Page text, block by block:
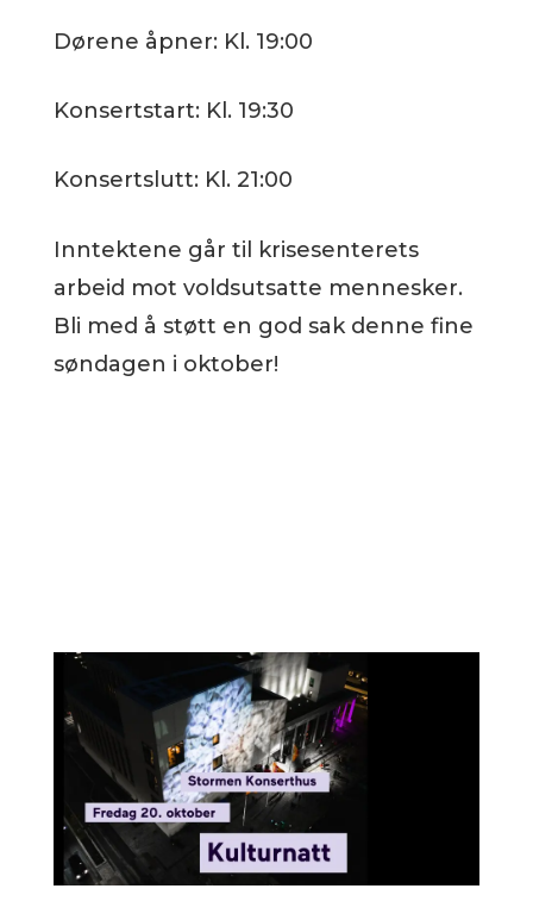
Dørene åpner: Kl. 19:00
Konsertstart: Kl. 19:30
Konsertslutt: Kl. 21:00
Inntektene går til krisesenterets
arbeid mot voldsutsatte mennesker.
Bli med å støtt en god sak denne fine
søndagen i oktober!